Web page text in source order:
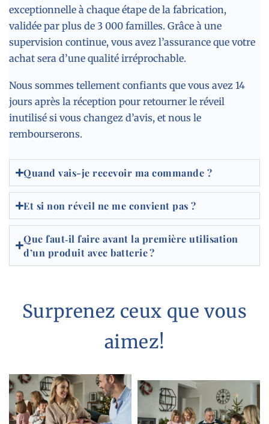
exceptionnelle à chaque étape de la fabrication,
validée par plus de 3 000 familles. Grâce à une
supervision continue, vous avez l’assurance que votre
achat sera d’une qualité irréprochable.
Nous sommes tellement confiants que vous avez 14
jours après la réception pour retourner le réveil
inutilisé si vous changez d’avis, et nous le
rembourserons.
Quand vais-je recevoir ma commande ?
Et si non réveil ne me convient pas ?
Que faut‑il faire avant la première utilisation
d’un produit avec batterie ?
Surprenez ceux que vous
aimez!